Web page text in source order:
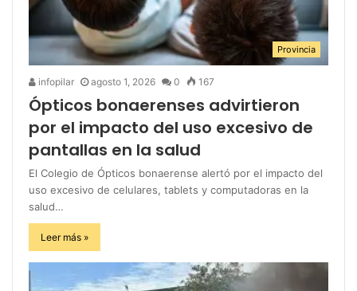
Provincia
infopilar agosto 1, 2026 0 167
Ópticos bonaerenses advirtieron
por el impacto del uso excesivo de
pantallas en la salud
El Colegio de Ópticos bonaerense alertó por el impacto del
uso excesivo de celulares, tablets y computadoras en la
salud…
Leer más »